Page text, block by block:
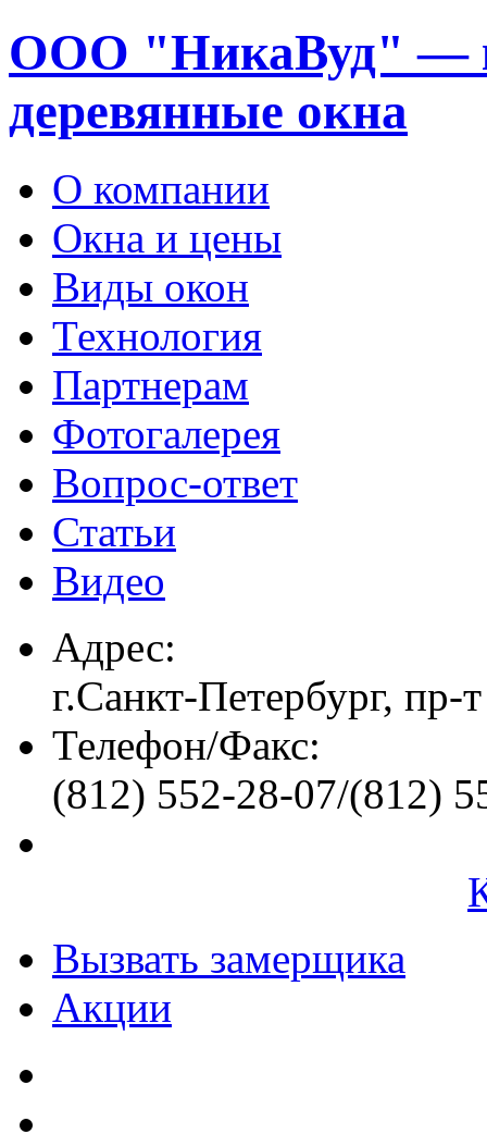
ООО "НикаВуд" —
деревянные окна
О компании
Окна и цены
Виды окон
Технология
Партнерам
Фотогалерея
Вопрос-ответ
Статьи
Видео
Адрес:
г.Санкт-Петербург, пр-
Телефон/Факс:
(812) 552-28-07/(812)
Вызвать замерщика
Акции